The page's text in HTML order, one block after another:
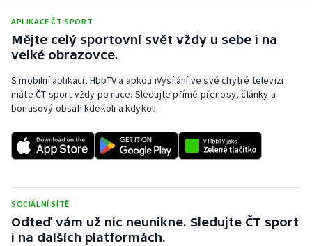
APLIKACE ČT SPORT
Mějte celý sportovní svět vždy u sebe i na
velké obrazovce.
S mobilní aplikací, HbbTV a apkou iVysílání ve své chytré televizi
máte ČT sport vždy po ruce. Sledujte přímé přenosy, články a
bonusový obsah kdekoli a kdykoli.
SOCIÁLNÍ SÍTĚ
Odteď vám už nic neunikne. Sledujte ČT sport
i na dalších platformách.